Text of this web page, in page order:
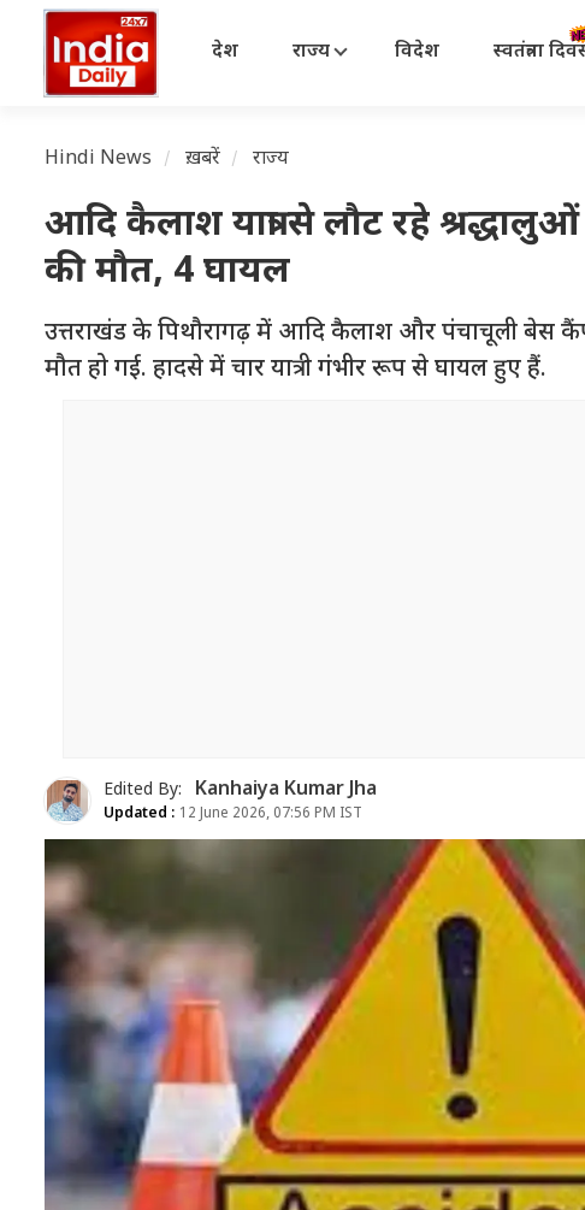
देश राज्य विदेश स्वतंत्रता
Hindi News ख़बरें राज्य
आदि कैलाश यात्रा से लौट रहे श्रद्धालुओं
की मौत, 4 घायल
उत्तराखंड के पिथौरागढ़ में आदि कैलाश और पंचाचूली बेस कैंप
मौत हो गई. हादसे में चार यात्री गंभीर रूप से घायल हुए हैं.
Edited By: Kanhaiya Kumar Jha
Updated : 12 June 2026, 07:56 PM IST